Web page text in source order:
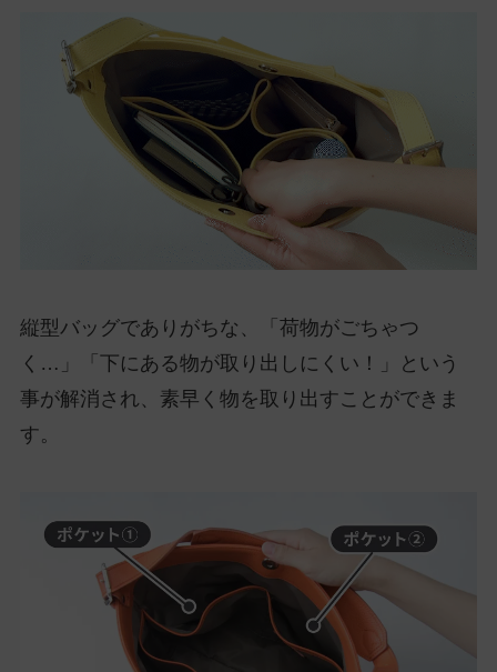
縦型バッグでありがちな、「荷物がごちゃつ
く…」「下にある物が取り出しにくい！」という
事が解消され、素早く物を取り出すことができま
す。